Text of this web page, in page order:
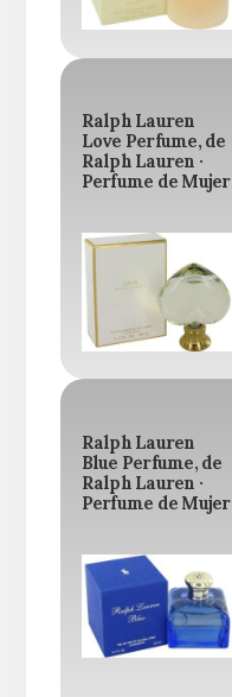
Ralph Lauren
Love Perfume, de
Ralph Lauren ·
Perfume de Mujer
Ralph Lauren
Blue Perfume, de
Ralph Lauren ·
Perfume de Mujer